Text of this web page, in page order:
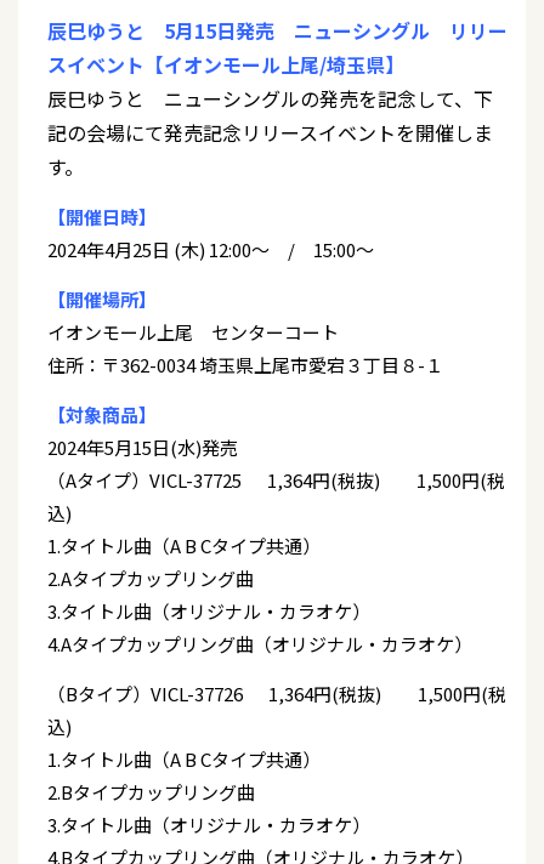
辰巳ゆうと 5月15日発売 ニューシングル リリー
スイベント【イオンモール上尾/埼玉県】
辰巳ゆうと ニューシングルの発売を記念して、下
記の会場にて発売記念リリースイベントを開催しま
す。
【開催日時】
2024年4月25日 (木) 12:00～ / 15:00～
【開催場所】
イオンモール上尾 センターコート
住所：〒362-0034 埼玉県上尾市愛宕３丁目８-１
【対象商品】
2024年5月15日(水)発売
（Aタイプ）VICL-37725 1,364円(税抜) 1,500円(税
込)
1.タイトル曲（A B Cタイプ共通）
2.Aタイプカップリング曲
3.タイトル曲（オリジナル・カラオケ）
4.Aタイプカップリング曲（オリジナル・カラオケ）
（Bタイプ）VICL-37726 1,364円(税抜) 1,500円(税
込)
1.タイトル曲（A B Cタイプ共通）
2.Bタイプカップリング曲
3.タイトル曲（オリジナル・カラオケ）
4.Bタイプカップリング曲（オリジナル・カラオケ）